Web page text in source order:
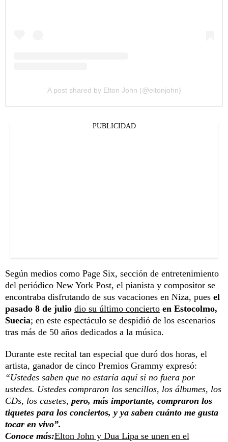
A post shared by Elton John (@eltonjohn)
PUBLICIDAD
Según medios como Page Six, sección de entretenimiento
del periódico New York Post, el pianista y compositor se
encontraba disfrutando de sus vacaciones en Niza, pues el
pasado 8 de julio dio su último concierto en Estocolmo,
Suecia; en este espectáculo se despidió de los escenarios
tras más de 50 años dedicados a la música.
Durante este recital tan especial que duró dos horas, el
artista, ganador de cinco Premios Grammy expresó:
“Ustedes saben que no estaría aquí si no fuera por
ustedes. Ustedes compraron los sencillos, los álbumes, los
CDs, los casetes, pero, más importante, compraron los
tiquetes para los conciertos, y ya saben cuánto me gusta
tocar en vivo”.
Conoce más:Elton John y Dua Lipa se unen en el